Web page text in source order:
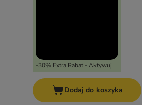
-30% Extra Rabat - Aktywuj
Dodaj do koszyka